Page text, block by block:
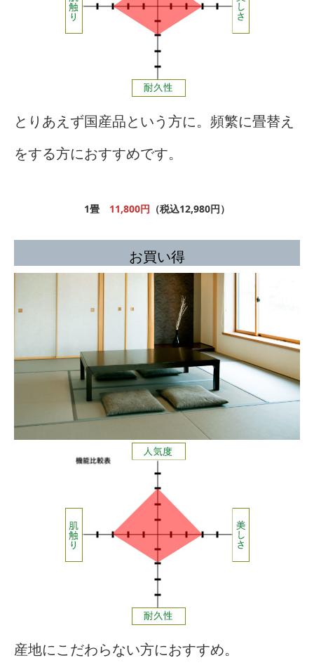
とりあえず国産品という方に。頻繁に畳替え
をする方におすすめです。
1畳 11,800円 （税込12,980円）
お買い得
産地にこだわらない方におすすめ。